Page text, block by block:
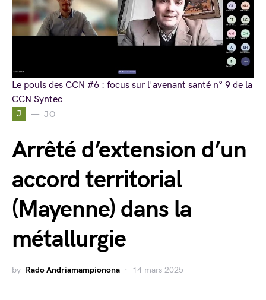
J JO
Arrêté d’extension d’un
accord territorial
(Mayenne) dans la
métallurgie
by Rado Andriamampionona 14 mars 2025
Le pouls des CCN #6 : focus sur l'avenant santé n° 9 de la
CCN Syntec